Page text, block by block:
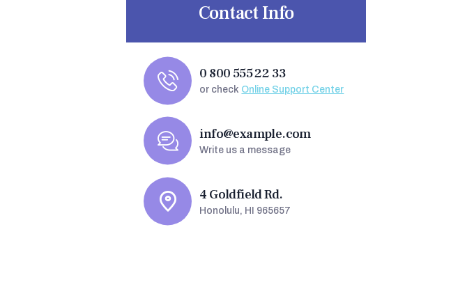
Contact Info
0 800 555 22 33
or check Online Support Center
info@example.com
Write us a message
4 Goldfield Rd.
Honolulu, HI 965657